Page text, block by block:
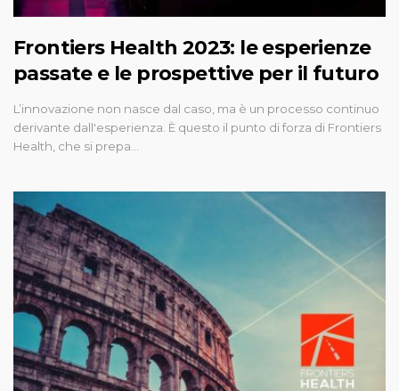
Frontiers Health 2023: le esperienze
passate e le prospettive per il futuro
L’innovazione non nasce dal caso, ma è un processo continuo
derivante dall'esperienza. È questo il punto di forza di Frontiers
Health, che si prepa…